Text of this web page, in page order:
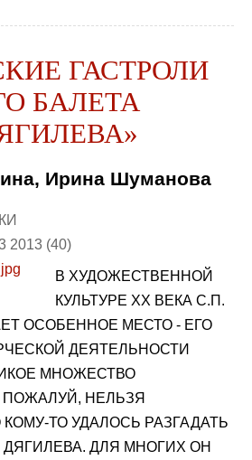
ГАСТРОЛИ
БАЛЕТА
Ирина Шуманова
2013 (40)
В ХУДОЖЕСТВЕННОЙ
КУЛЬТУРЕ XX ВЕКА С.П.
ОСОБЕННОЕ МЕСТО - ЕГО
ДЕЯТЕЛЬНОСТИ
МНОЖЕСТВО
НЕЛЬЗЯ
ТО УДАЛОСЬ РАЗГАДАТЬ
ДЛЯ МНОГИХ ОН